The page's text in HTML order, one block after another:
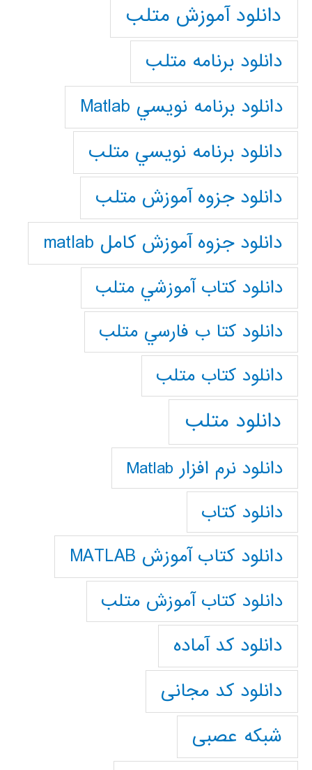
دانلود آموزش متلب
دانلود برنامه متلب
دانلود برنامه نويسي Matlab
دانلود برنامه نويسي متلب
دانلود جزوه آموزش متلب
دانلود جزوه آموزش کامل matlab
دانلود كتاب آموزشي متلب
دانلود كتا ب فارسي متلب
دانلود كتاب متلب
دانلود متلب
دانلود نرم افزار Matlab
دانلود کتاب
دانلود کتاب آموزش MATLAB
دانلود کتاب آموزش متلب
دانلود کد آماده
دانلود کد مجانی
شبکه عصبی